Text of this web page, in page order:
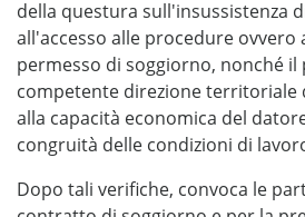
della questura sull'insussistenza
all'accesso alle procedure ovvero
permesso di soggiorno, nonché il
competente direzione territoriale
alla capacità economica del
congruità delle condizioni di
Dopo tali verifiche, convoca le